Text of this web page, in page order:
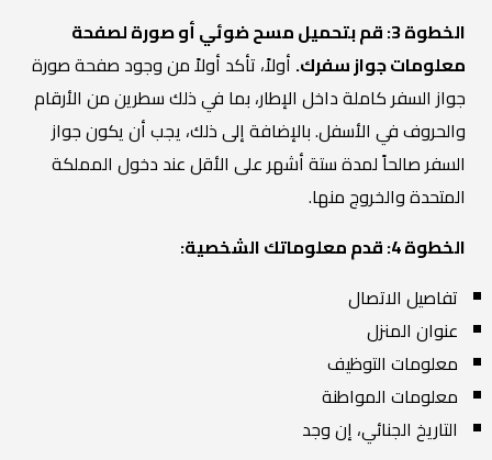
الخطوة 3: قم بتحميل مسح ضوئي أو صورة لصفحة
معلومات جواز سفرك. أولاً، تأكد أولاً من وجود صفحة صورة
جواز السفر كاملة داخل الإطار، بما في ذلك سطرين من الأرقام
والحروف في الأسفل. بالإضافة إلى ذلك، يجب أن يكون جواز
السفر صالحاً لمدة ستة أشهر على الأقل عند دخول المملكة
المتحدة والخروج منها.
الخطوة 4: قدم معلوماتك الشخصية:
تفاصيل الاتصال
عنوان المنزل
معلومات التوظيف
معلومات المواطنة
التاريخ الجنائي، إن وجد